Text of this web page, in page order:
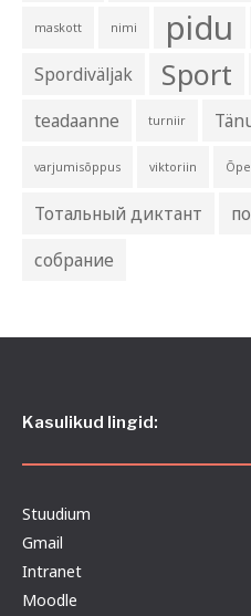
maskott nimi pidu
Spordiväljak Sport
teadaanne
turniir
varjumisõppus viktoriin
Тотальный диктант
собрание
Kasulikud lingid:
Stuudium
Gmail
Intranet
Moodle